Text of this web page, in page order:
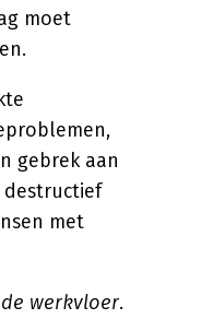
moet
gebrek aan
met
werkvloer.